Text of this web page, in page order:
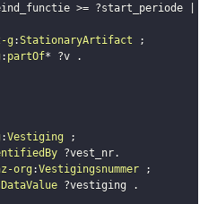
>= ?start_periode
g :StationaryArtifact
;
: partOf* ?v
.
:Vestiging
;
?vest_nr.
org :Vestigingsnummer
;
?vestiging
.